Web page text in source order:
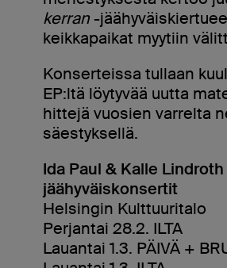
kerran-
keikkapaikat myytiin
Konserteissa tullaan
EP:ltä löytyvää uutta
hittejä vuosien varrelta
säestyksellä.
Ida Paul & Kalle
jäähyväiskonsertit
Helsingin Kulttuuritalo
Perjantai 28.2. ILTA
Lauantai 1.3. PÄIVÄ +